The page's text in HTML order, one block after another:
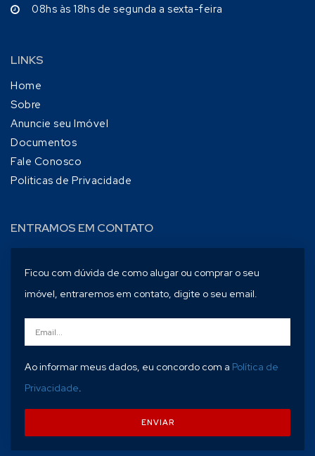
08hs às 18hs de segunda a sexta-feira
LINKS
Home
Sobre
Anuncie seu Imóvel
Documentos
Fale Conosco
Politicas de Privacidade
ENTRAMOS EM CONTATO
Ficou com dúvida de como alugar ou comprar o seu
imóvel, entraremos em contato, digite o seu email.
Ao informar meus dados, eu concordo com a Política de
Privacidade.
ENVIAR